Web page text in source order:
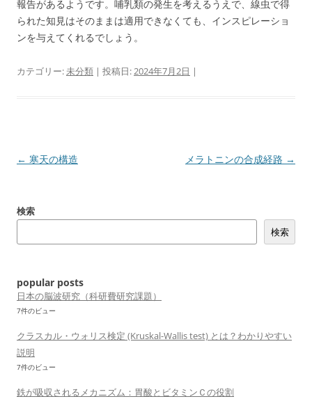
報告があるようです。哺乳類の発生を考えるうえで、線虫で得
られた知見はそのままは適用できなくても、インスピレーショ
ンを与えてくれるでしょう。
カテゴリー:未分類 | 投稿日:2024年7月2日 |
投
ビ
ョ
ン
← 寒天の構造 メラトニンの合成経路 →
検索
検索
popular posts
日本の脳波研究（科研費研究課題）
7件のビュー
クラスカル・ウォリス検定 (Kruskal-Wallis test) とは？わかりやすい
説明
7件のビュー
鉄が吸収されるメカニズム：胃酸とビタミンＣの役割